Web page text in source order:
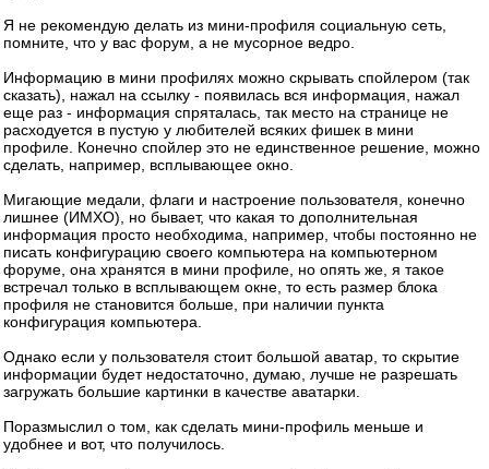
Я не рекомендую делать из мини-профиля социальную сеть,
помните, что у вас форум, а не мусорное ведро.
Информацию в мини профилях можно скрывать спойлером (так
сказать), нажал на ссылку - появилась вся информация, нажал
еще раз - информация спряталась, так место на странице не
расходуется в пустую у любителей всяких фишек в мини
профиле. Конечно спойлер это не единственное решение, можно
сделать, например, всплывающее окно.
Мигающие медали, флаги и настроение пользователя, конечно
лишнее (ИМХО), но бывает, что какая то дополнительная
информация просто необходима, например, чтобы постоянно не
писать конфигурацию своего компьютера на компьютерном
форуме, она хранятся в мини профиле, но опять же, я такое
встречал только в всплывающем окне, то есть размер блока
профиля не становится больше, при наличии пункта
конфигурация компьютера.
Однако если у пользователя стоит большой аватар, то скрытие
информации будет недостаточно, думаю, лучше не разрешать
загружать большие картинки в качестве аватарки.
Поразмыслил о том, как сделать мини-профиль меньше и
удобнее и вот, что получилось.